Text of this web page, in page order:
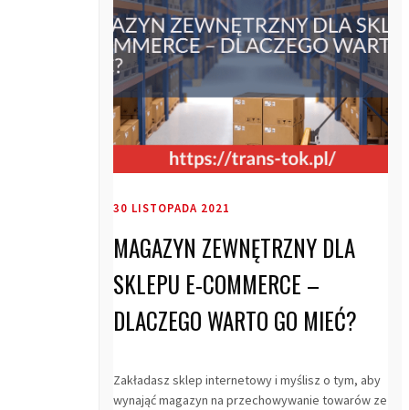
30 LISTOPADA 2021
MAGAZYN ZEWNĘTRZNY DLA
SKLEPU E-COMMERCE –
DLACZEGO WARTO GO MIEĆ?
Zakładasz sklep internetowy i myślisz o tym, aby
wynająć magazyn na przechowywanie towarów ze